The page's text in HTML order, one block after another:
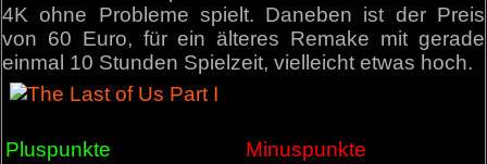
4K ohne Probleme spielt. Daneben ist der Preis
von 60 Euro, für ein älteres Remake mit gerade
einmal 10 Stunden Spielzeit, vielleicht etwas hoch.
Pluspunkte
Minuspunkte